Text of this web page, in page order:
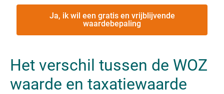
Ja, ik wil een gratis en vrijblijvende
waardebepaling
Het verschil tussen de WOZ
waarde en taxatiewaarde